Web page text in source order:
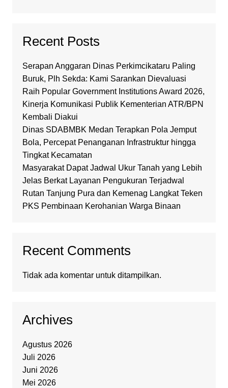
Recent Posts
Serapan Anggaran Dinas Perkimcikataru Paling
Buruk, Plh Sekda: Kami Sarankan Dievaluasi
Raih Popular Government Institutions Award 2026,
Kinerja Komunikasi Publik Kementerian ATR/BPN
Kembali Diakui
Dinas SDABMBK Medan Terapkan Pola Jemput
Bola, Percepat Penanganan Infrastruktur hingga
Tingkat Kecamatan
Masyarakat Dapat Jadwal Ukur Tanah yang Lebih
Jelas Berkat Layanan Pengukuran Terjadwal
Rutan Tanjung Pura dan Kemenag Langkat Teken
PKS Pembinaan Kerohanian Warga Binaan
Recent Comments
Tidak ada komentar untuk ditampilkan.
Archives
Agustus 2026
Juli 2026
Juni 2026
Mei 2026